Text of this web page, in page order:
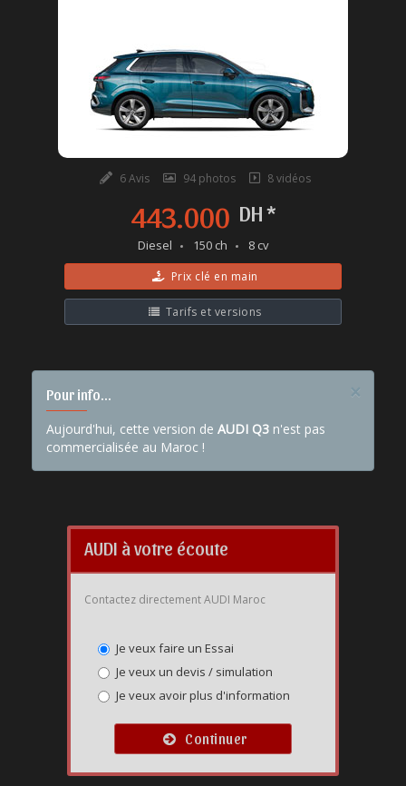
6 Avis 94 photos 8 vidéos
443.000 DH *
Diesel 150 ch 8 cv
Prix clé en main
Tarifs et versions
×
Pour info...
Aujourd'hui, cette version de AUDI Q3 n'est pas
commercialisée au Maroc !
AUDI à votre écoute
Contactez directement AUDI Maroc
Je veux faire un Essai
Je veux un devis / simulation
Je veux avoir plus d'information
Continuer